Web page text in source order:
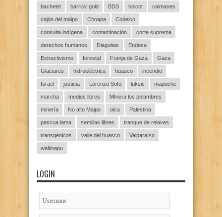
bachelet barrick gold BDS boicot caimanes
cajón del maipo Choapa Codelco
consulta indígena contaminación corte suprema
derechos humanos Diaguitas Endesa
Extractivismo forestal Franja de Gaza Gaza
Glaciares hidroeléctrica huasco incendio
Israel justicia Lorenzo Soto luksic mapuche
marcha medios libres MInera los pelambres
minería No alto Maipo olca Palestina
pascua lama semillas libres tranque de relaves
transgénicos valle del huasco Valparaíso
wallmapu
LOGIN